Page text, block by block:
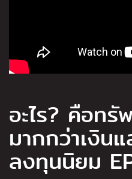
อะไร? คือท
มากกว่าเงินแ
ลงทุนนิยม